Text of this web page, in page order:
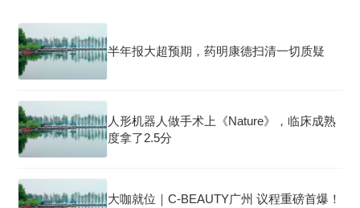
半年报大超预期，药明康德扫清一切质疑
人形机器人做手术上《Nature》，临床成熟
度拿了2.5分
大咖就位｜C-BEAUTY广州 议程重磅首爆！